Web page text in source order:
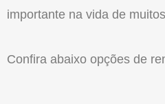
importante na vida de
Confira abaixo opções de